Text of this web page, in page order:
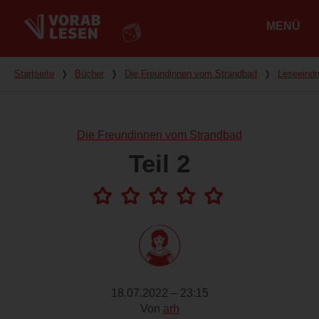
MENÜ
Du bist hier
Startseite ❭ Bücher ❭ Die Freundinnen vom Strandbad ❭
Die Freundinnen vom Strandbad
Teil 2
18.07.2022 – 23:15
Von arh